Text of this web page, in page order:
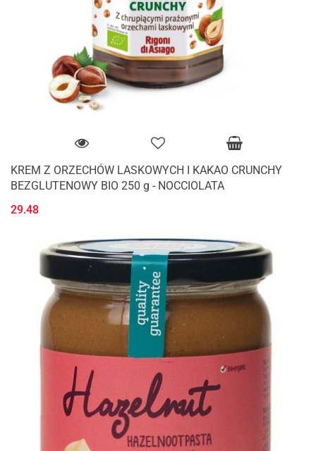
KREM Z ORZECHÓW LASKOWYCH I KAKAO CRUNCHY
BEZGLUTENOWY BIO 250 g - NOCCIOLATA
29.48